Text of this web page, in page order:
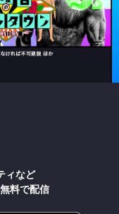
ィなど
料で配信